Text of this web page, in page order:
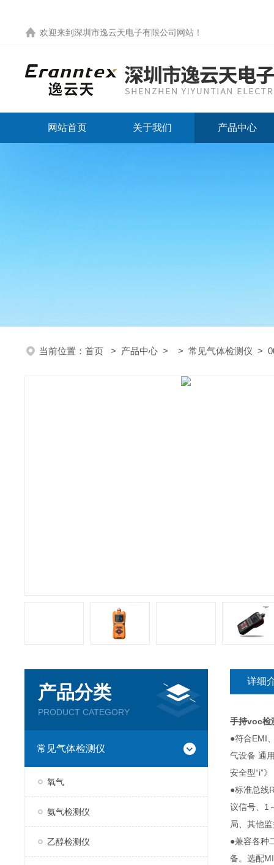
欢迎来到 深圳市逸云天电子有限公司网站 ！
网站首页 关于我们 产品中心
当前位置： 首页 > 产品中心 > > 常见气体检测仪 >
产品分类
PRODUCT CATEGORY
常见气体检测仪
氧气
氨气检测仪
乙醇检测仪
详细
手持voc检
●符合EMI
气设备 通
安全型“i”》
●标准总线
议信号、1
局、其他
●兼容各种
备。选配